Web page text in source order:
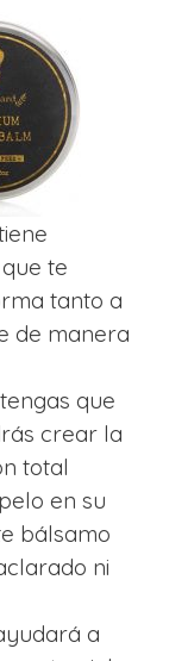
te
tanto a
de manera
que
crear la
total
en su
bálsamo
ni
a